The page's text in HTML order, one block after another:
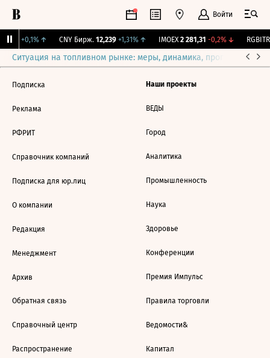
Войти
+0,1%↑ CNY Бирж. 12,239 +1,31%↑ IMOEX 2 281,31 -0,2%↓ RGBITR
Ситуация на топливном рынке: меры, динамика, прогнозы
Подписка
Реклама
РФРИТ
Справочник компаний
Подписка для юр.лиц
О компании
Редакция
Менеджмент
Архив
Обратная связь
Справочный центр
Распространение
Наши проекты
ВЕДЫ
Город
Аналитика
Промышленность
Наука
Здоровье
Конференции
Премия Импульс
Правила торговли
Ведомости&
Капитал